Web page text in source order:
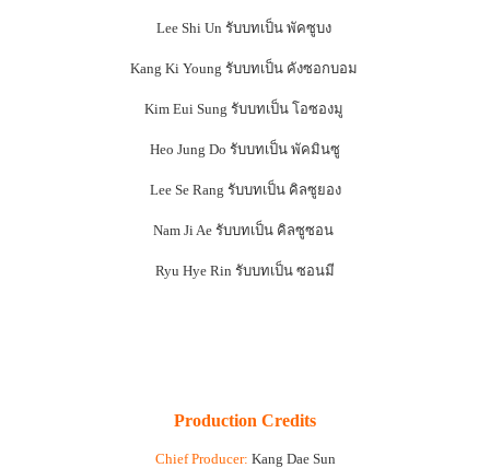
Lee Shi Un รับบทเป็น พัคซูบง
Kang Ki Young รับบทเป็น คังซอกบอม
Kim Eui Sung รับบทเป็น โอซองมู
Heo Jung Do รับบทเป็น พัคมินซู
Lee Se Rang รับบทเป็น คิลซูยอง
Nam Ji Ae รับบทเป็น คิลซูซอน
Ryu Hye Rin รับบทเป็น ซอนมี
Production Credits
Chief Producer: Kang Dae Sun